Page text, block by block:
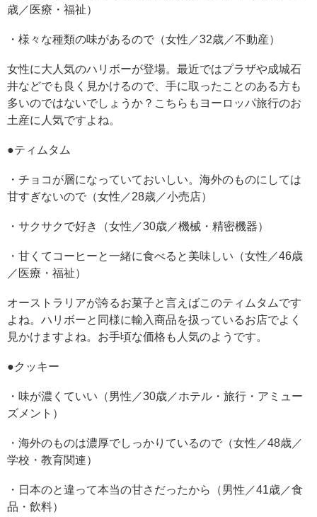
歳／医療・福祉）
・様々な種類の味があるので（女性／32歳／不動産）
女性に大人気のハリボーが登場。最近ではプラザや成城石
井などでも良く見かけるので、手に取ったことのある方も
多いのではないでしょうか？こちらもヨーロッパ旅行のお
土産に人気ですよね。
●ティムタム
・チョコが層になっていておいしい。海外のものにしては
甘すぎないので（女性／28歳／小売店）
・サクサクで好き（女性／30歳／機械・精密機器）
・甘くてコーヒーと一緒に食べると美味しい（女性／46歳
／医療・福祉）
オーストラリアが誇るお菓子と言えばこのティムタムです
よね。ハリボーと同様に輸入商品を扱っているお店でよく
見かけますよね。お手頃な価格も人気のようです。
●クッキー
・味が濃くていい（男性／30歳／ホテル・旅行・アミュー
ズメント）
・海外のものは濃厚でしっかりているので（女性／48歳／
学校・教育関連）
・日本のと違って本当の甘さだったから（男性／41歳／食
品・飲料）